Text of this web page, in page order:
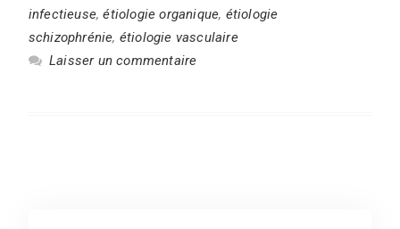
infectieuse,étiologie organique, étiologie
schizophrénie, étiologie vasculaire
Laisser un commentaire